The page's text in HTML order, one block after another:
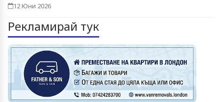
12 Юни 2026
Рекламирай тук